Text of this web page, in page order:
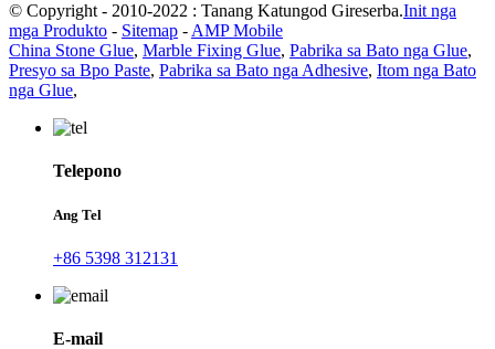
© Copyright - 2010-2022 : Tanang Katungod Gireserba.Init nga
mga Produkto - Sitemap - AMP Mobile
China Stone Glue, Marble Fixing Glue, Pabrika sa Bato nga Glue,
Presyo sa Bpo Paste, Pabrika sa Bato nga Adhesive, Itom nga Bato
nga Glue,
Telepono
Ang Tel
+86 5398 312131
E-mail